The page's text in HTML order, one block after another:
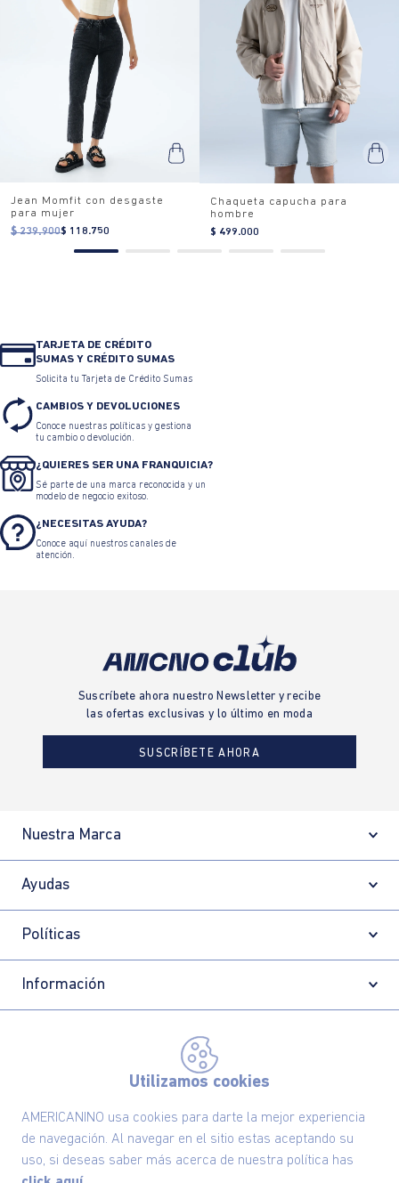
Utilizamos cookies
AMERICANINO usa cookies para darte la mejor experiencia
de navegación. Al navegar en el sitio estas aceptando su
uso, si deseas saber más acerca de nuestra política has
Jean Momfit con desgaste
para mujer
$ 239.900$ 118.750
Chaqueta capucha para
hombre
$ 499.000
TARJETA DE CRÉDITO
SUMAS Y CRÉDITO SUMAS
Solicita tu Tarjeta de Crédito Sumas
CAMBIOS Y DEVOLUCIONES
Conoce nuestras políticas y gestiona
tu cambio o devolución.
¿QUIERES SER UNA FRANQUICIA?
Sé parte de una marca reconocida y un
modelo de negocio exitoso.
¿NECESITAS AYUDA?
Conoce aquí nuestros canales de
atención.
Suscríbete ahora nuestro Newsletter y recibe
las ofertas exclusivas y lo último en moda
SUSCRÍBETE AHORA
Nuestra Marca
Ayudas
Políticas
Información